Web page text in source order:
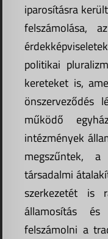
iparosításra
felszámolása,
politikai
kereteket is,
önszerveződés
működő
intézmények
megszűntek,
társadalmi
szerkezetét is
államosítás és
felszámolni a